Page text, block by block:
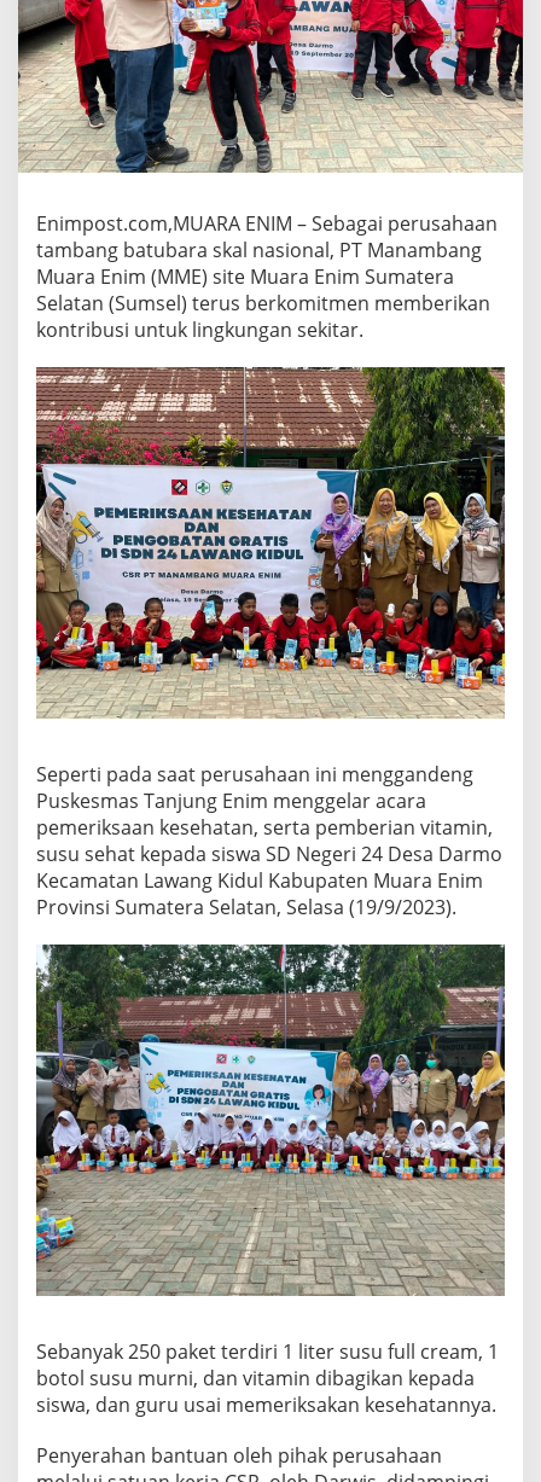
Enimpost.com,MUARA ENIM – Sebagai perusahaan
tambang batubara skal nasional, PT Manambang
Muara Enim (MME) site Muara Enim Sumatera
Selatan (Sumsel) terus berkomitmen memberikan
kontribusi untuk lingkungan sekitar.
Seperti pada saat perusahaan ini menggandeng
Puskesmas Tanjung Enim menggelar acara
pemeriksaan kesehatan, serta pemberian vitamin,
susu sehat kepada siswa SD Negeri 24 Desa Darmo
Kecamatan Lawang Kidul Kabupaten Muara Enim
Provinsi Sumatera Selatan, Selasa (19/9/2023).
Sebanyak 250 paket terdiri 1 liter susu full cream, 1
botol susu murni, dan vitamin dibagikan kepada
siswa, dan guru usai memeriksakan kesehatannya.
Penyerahan bantuan oleh pihak perusahaan